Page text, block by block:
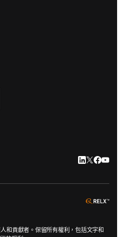
LinkedIn 打
Twitter 打
和貢獻者。保留所有權利，包括文字和